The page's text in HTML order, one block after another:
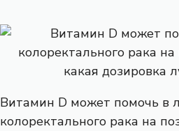
Витамин D может помочь в
колоректального рака на